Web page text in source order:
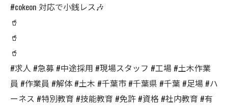
#cokeon 対応で小銭レス🎶
🥤
🥤
🥤
#求人 #急募 #中途採用 #現場スタッフ #工場 #土木作業
員 #作業員 #解体 #土木 #千葉市 #千葉県 #千葉 #足場 #ハ
ーネス #特別教育 #技能教育 #免許 #資格 #社内教育 #有